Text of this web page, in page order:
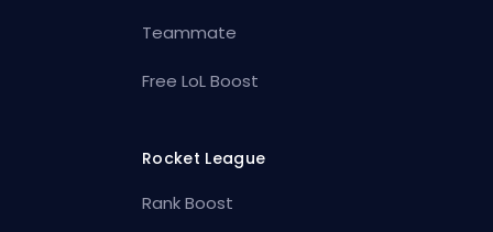
Teammate
Free LoL Boost
Rocket League
Rank Boost